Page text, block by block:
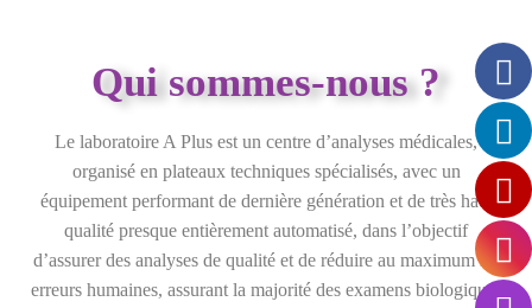
Qui sommes-nous ?
Le laboratoire A Plus est un centre d’analyses médicales,
organisé en plateaux techniques spécialisés, avec un
équipement performant de dernière génération et de très haut
qualité presque entièrement automatisé, dans l’objectif
d’assurer des analyses de qualité et de réduire au maximum les
erreurs humaines, assurant la majorité des examens biologiques